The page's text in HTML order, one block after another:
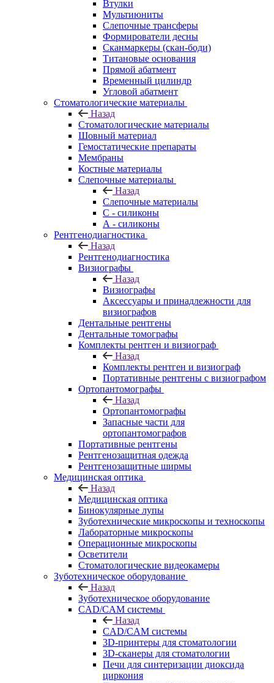
Втулки
Мультиюниты
Слепочные трансферы
Формирователи десны
Сканмаркеры (скан-боди)
Титановые основания
Прямой абатмент
Временный цилиндр
Угловой абатмент
Стоматологические материалы
Назад
Стоматологические материалы
Шовный материал
Гемостатические препараты
Мембраны
Костные материалы
Слепочные материалы
Назад
Слепочные материалы
C - силиконы
А - силиконы
Рентгенодиагностика
Назад
Рентгенодиагностика
Визиографы
Назад
Визиографы
Аксессуары и принадлежности для
визиографов
Дентальные рентгены
Дентальные томографы
Комплекты рентген и визиограф
Назад
Комплекты рентген и визиограф
Портативные рентгены с визиографом
Ортопантомографы
Назад
Ортопантомографы
Запасные части для
ортопантомографов
Портативные рентгены
Рентгенозащитная одежда
Рентгенозащитные ширмы
Медицинская оптика
Назад
Медицинская оптика
Бинокулярные лупы
Зуботехнические микроскопы и техноскопы
Лабораторные микроскопы
Операционные микроскопы
Осветители
Стоматологические видеокамеры
Зуботехническое оборудование
Назад
Зуботехническое оборудование
CAD/CAM системы
Назад
CAD/CAM системы
3D-принтеры для стоматологии
3D-сканеры для стоматологии
Печи для синтеризации диоксида
циркония